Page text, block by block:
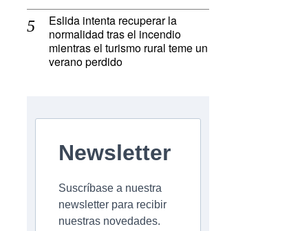
Eslida intenta recuperar la
normalidad tras el incendio
mientras el turismo rural teme un
verano perdido
Newsletter
Suscríbase a nuestra
newsletter para recibir
nuestras novedades.